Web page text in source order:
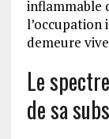
inflammable
l’occupation
demeure
Le
de sa